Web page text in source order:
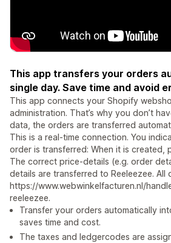
This app transfers your orders
single day. Save time and avoid
This app connects your Shopify
administration. That’s why you don’t
data, the orders are transferred
This is a real-time connection. You
order is transferred: When it is created,
The correct price-details (e.g. order
details are transferred to Reeleezee.
https://www.webwinkelfacturen.nl/
reeleezee.
Transfer your orders automatically
saves time and cost.
The taxes and ledgercodes are